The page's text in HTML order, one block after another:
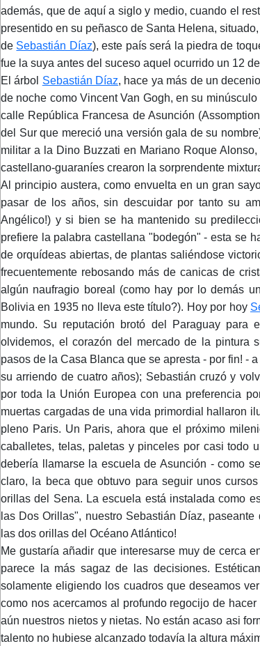
además, que de aquí a siglo y medio, cuando el
presentido en su peñasco de Santa Helena,
de Sebastián Díaz), este país será la piedra de
fue la suya antes del suceso aquel ocurrido un 12
El árbol Sebastián Díaz, hace ya más de un
de noche como Vincent Van Gogh, en su
calle República Francesa de Asunción
del Sur que mereció una versión gala de su
militar a la Dino Buzzati en Mariano Roque
castellano-guaraníes crearon la sorprendente
Al principio austera, como envuelta en un gran
pasar de los años, sin descuidar por tanto su
Angélico!) y si bien se ha mantenido su
prefiere la palabra castellana "bodegón" - esta se
de orquídeas abiertas, de plantas saliéndose
frecuentemente rebosando más de canicas de
algún naufragio boreal (como hay por lo demás
Bolivia en 1935 no lleva este título?). Hoy por hoy
mundo. Su reputación brotó del Paraguay para
olvidemos, el corazón del mercado de la pintura
pasos de la Casa Blanca que se apresta - por fin! -
su arriendo de cuatro años); Sebastián cruzó y
por toda la Unión Europea con una preferencia
muertas cargadas de una vida primordial hallaron
pleno Paris. Un Paris, ahora que el próximo
caballetes, telas, paletas y pinceles por casi todo
debería llamarse la escuela de Asunción - como
claro, la beca que obtuvo para seguir unos
orillas del Sena. La escuela está instalada como
las Dos Orillas", nuestro Sebastián Díaz,
las dos orillas del Océano Atlántico!
Me gustaría añadir que interesarse muy de cerca
parece la más sagaz de las decisiones.
solamente eligiendo los cuadros que deseamos
como nos acercamos al profundo regocijo de
aún nuestros nietos y nietas. No están acaso asi
talento no hubiese alcanzado todavía la altura